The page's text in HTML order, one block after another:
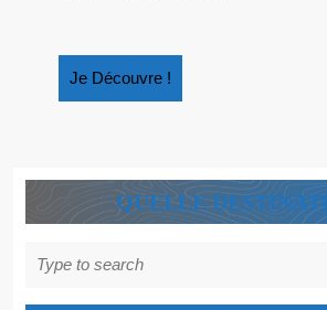
Je Découvre !
Découvre
QUELLE
for: